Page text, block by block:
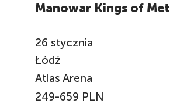
Manowar Kings of
26 stycznia
Łódź
Atlas Arena
249-659 PLN